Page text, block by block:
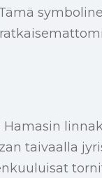
taivaalla